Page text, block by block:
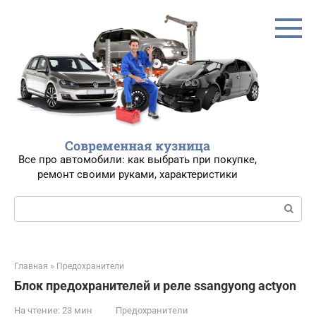
Современная кузница
Все про автомобили: как выбрать при покупке,
ремонт своими руками, характеристики
Поиск:
Главная » Предохранители
Блок предохранителей и реле ssangyong actyon
На чтение: 23 мин Предохранители